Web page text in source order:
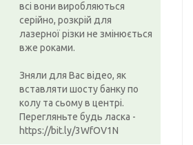
всі вони виробляються
серійно, розкрій для
лазерної різки не змінюється
вже роками.
Зняли для Вас відео, як
вставляти шосту банку по
колу та сьому в центрі.
Перегляньте будь ласка -
https://bit.ly/3WfOV1N